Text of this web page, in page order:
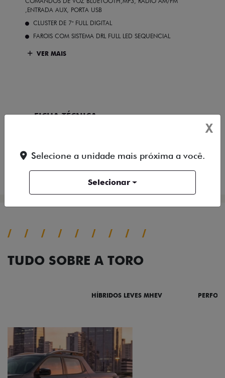
,ENTRADA AUX, PORTA USB
CLUSTER DE 7" FULL DIGITAL
FAROIS COM SISTEMA DRL FULL LED SEQUENCIAL
VER MAIS
FICHA TÉCNICA
COMPARAR VERSÃO
TUDO SOBRE A TORO
HÍBRIDOS LEVES MHEV
X
Selecione a unidade mais próxima a você.
Selecionar